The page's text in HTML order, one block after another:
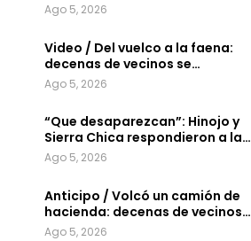
Ago 5, 2026
Video / Del vuelco a la faena:
decenas de vecinos se…
Ago 5, 2026
“Que desaparezcan”: Hinojo y
Sierra Chica respondieron a la…
Ago 5, 2026
Anticipo / Volcó un camión de
hacienda: decenas de vecinos…
Ago 5, 2026